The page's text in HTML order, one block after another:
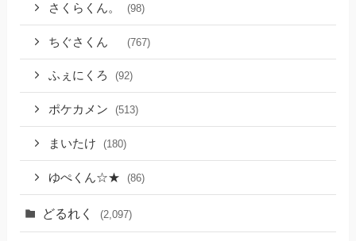
さくらくん。 (98)
ちぐさくん (767)
ふぇにくろ (92)
ポケカメン (513)
まいたけ (180)
ゆぺくん☆★ (86)
どるれく (2,097)